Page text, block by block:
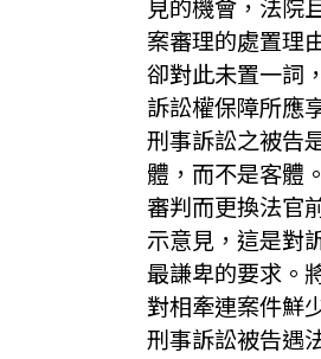
見的機會，法院
案審理的處置理
卻對此未置一詞
訴訟權保障所應
刑事訴訟之被告
體，而不是客體
審判而更換法官
示意見，這是對
最謙卑的要求。
對相牽連案件鮮
刑事訴訟被告遇